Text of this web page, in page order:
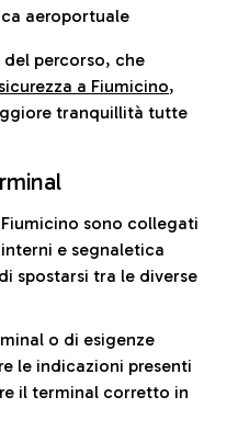
aeroportuale
percorso, che
a Fiumicino,
tranquillità tutte
sono collegati
e segnaletica
spostarsi tra le diverse
o di esigenze
le indicazioni presenti
il terminal corretto in